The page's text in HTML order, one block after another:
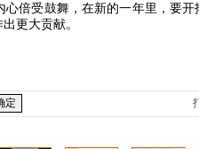
倍受鼓舞，在新的一年里，要
更大贡献。